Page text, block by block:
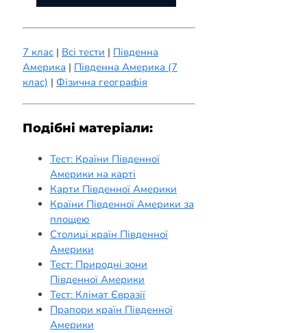
7 клас | Всі тести | Південна
Америка | Південна Америка (7
клас) | Фізична географія
Подібні матеріали:
Тест: Країни Південної
Америки на карті
Карти Південної Америки
Країни Південної Америки за
площею
Столиці країн Південної
Америки
Тест: Природні зони
Південної Америки
Тест: Клімат Євразії
Прапори країн Південної
Америки